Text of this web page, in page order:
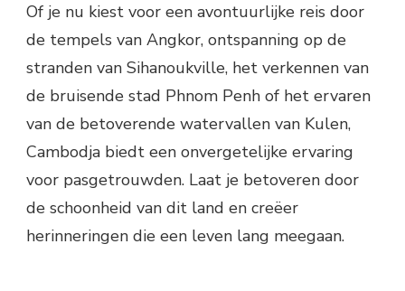
Of je nu kiest voor een avontuurlijke reis door
de tempels van Angkor, ontspanning op de
stranden van Sihanoukville, het verkennen van
de bruisende stad Phnom Penh of het ervaren
van de betoverende watervallen van Kulen,
Cambodja biedt een onvergetelijke ervaring
voor pasgetrouwden. Laat je betoveren door
de schoonheid van dit land en creëer
herinneringen die een leven lang meegaan.